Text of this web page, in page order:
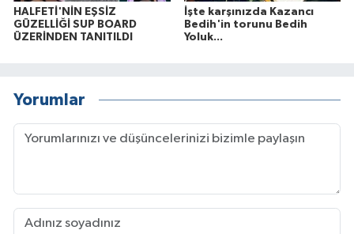
HALFETİ'NİN EŞSİZ
GÜZELLİĞİ SUP BOARD
ÜZERİNDEN TANITILDI
İşte karşınızda Kazancı
Bedih'in torunu Bedih
Yoluk...
Yorumlar